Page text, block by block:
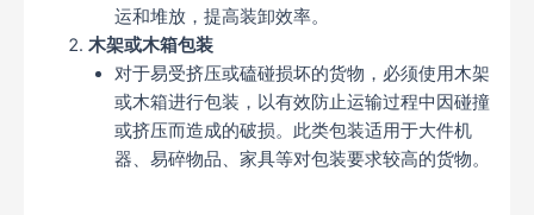
运和堆放，提高装卸效率。
木架或木箱包装
对于易受挤压或磕碰损坏的货物，必须使用木架
或木箱进行包装，以有效防止运输过程中因碰撞
或挤压而造成的破损。此类包装适用于大件机
器、易碎物品、家具等对包装要求较高的货物。